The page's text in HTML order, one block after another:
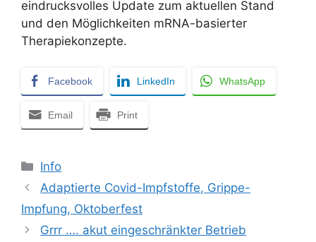
eindrucksvolles Update zum aktuellen Stand
und den Möglichkeiten mRNA-basierter
Therapiekonzepte.
Facebook LinkedIn WhatsApp
Email Print
Kategorien
Info
Adaptierte Covid-Impfstoffe, Grippe-
Impfung, Oktoberfest
Grrr …. akut eingeschränkter Betrieb